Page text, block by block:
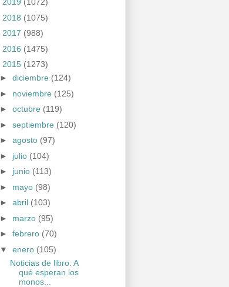
2019 (1072)
2018 (1075)
2017 (988)
2016 (1475)
2015 (1273)
► diciembre (124)
► noviembre (125)
► octubre (119)
► septiembre (120)
► agosto (97)
► julio (104)
► junio (113)
► mayo (98)
► abril (103)
► marzo (95)
► febrero (70)
▼ enero (105)
Noticias de libro: A
qué esperan los
monos...